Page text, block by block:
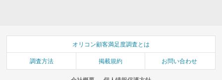
オリコン顧客満足度調査とは
調査方法 掲載規約 お問い合わせ